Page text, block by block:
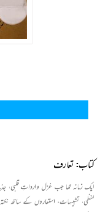
کتاب: تعارف
ایک زمانہ تھا جب غزل وارداتِ قلبی،
لفظی، تشبیہات، استعاروں کے ساتھ